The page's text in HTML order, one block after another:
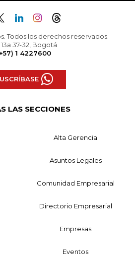
Todos los derechos reservados.
13a 37-32, Bogotá
1 4227600
LAS SECCIONES
Alta Gerencia
Asuntos Legales
Comunidad Empresarial
Directorio Empresarial
Empresas
Eventos